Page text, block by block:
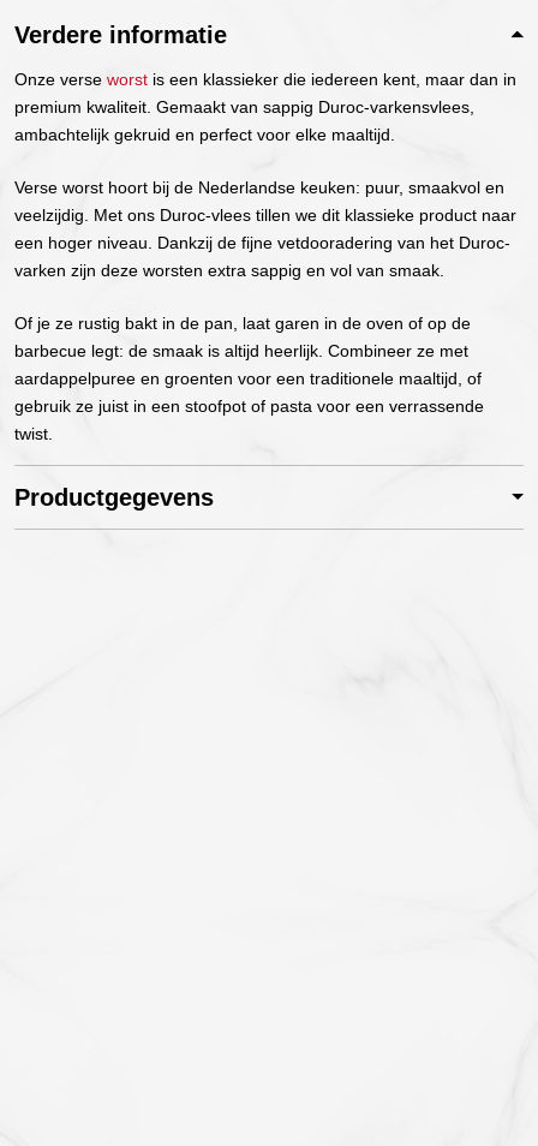
Verdere informatie
Onze verse worst is een klassieker die iedereen kent, maar dan in
premium kwaliteit. Gemaakt van sappig Duroc-varkensvlees,
ambachtelijk gekruid en perfect voor elke maaltijd.
Verse worst hoort bij de Nederlandse keuken: puur, smaakvol en
veelzijdig. Met ons Duroc-vlees tillen we dit klassieke product naar
een hoger niveau. Dankzij de fijne vetdooradering van het Duroc-
varken zijn deze worsten extra sappig en vol van smaak.
Of je ze rustig bakt in de pan, laat garen in de oven of op de
barbecue legt: de smaak is altijd heerlijk. Combineer ze met
aardappelpuree en groenten voor een traditionele maaltijd, of
gebruik ze juist in een stoofpot of pasta voor een verrassende
twist.
Productgegevens